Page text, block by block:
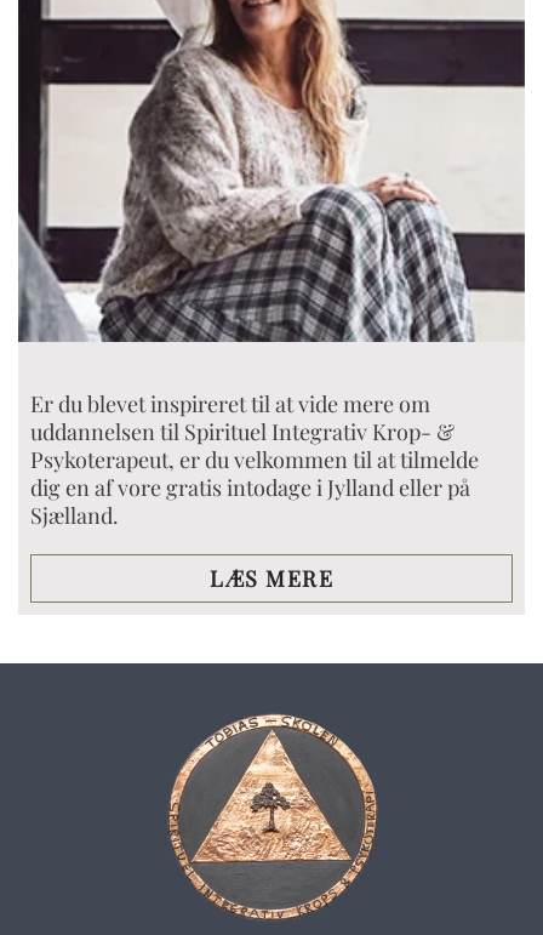
Er du blevet inspireret til at vide mere om
uddannelsen til Spirituel Integrativ Krop- &
Psykoterapeut, er du velkommen til at tilmelde
dig en af vore gratis intodage i Jylland eller på
Sjælland.
LÆS MERE